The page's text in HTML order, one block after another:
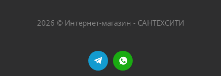
2026 © Интернет-магазин - САНТЕХСИТИ